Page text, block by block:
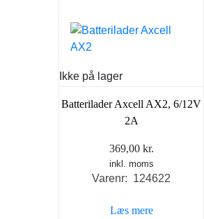
Ikke på lager
Batterilader Axcell AX2, 6/12V
2A
369,00 kr.
inkl. moms
Varenr: 124622
Læs mere